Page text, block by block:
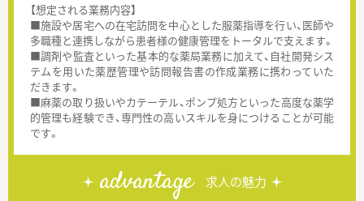
【想定される業務内容】
■施設や居宅への在宅訪問を中心とした服薬指導を行い、医師や
多職種と連携しながら患者様の健康管理をトータルで支えます。
■調剤や監査といった基本的な薬局業務に加えて、自社開発シス
テムを用いた薬歴管理や訪問報告書の作成業務に携わっていた
だきます。
■麻薬の取り扱いやカテーテル、ポンプ処方といった高度な薬学
的管理も経験でき、専門性の高いスキルを身につけることが可能
です。
advantage 求人の魅力